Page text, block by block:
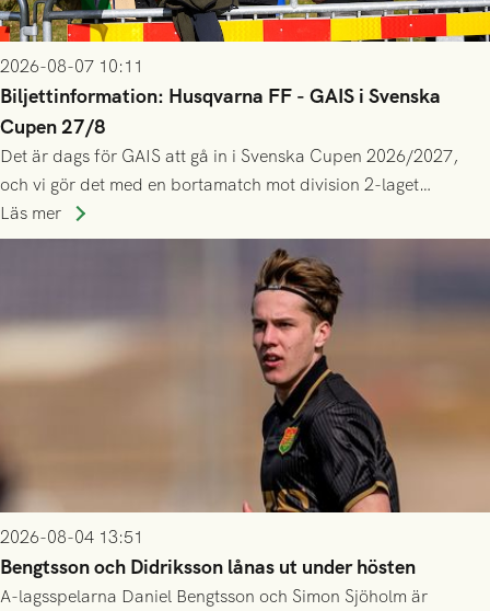
2026-08-07 10:11
Biljettinformation: Husqvarna FF - GAIS i Svenska
Cupen 27/8
Det är dags för GAIS att gå in i Svenska Cupen 2026/2027,
och vi gör det med en bortamatch mot division 2-laget
Husqvarna FF. Häng med och stötta grönsvart på plats!
Läs mer
2026-08-04 13:51
Bengtsson och Didriksson lånas ut under hösten
A-lagsspelarna Daniel Bengtsson och Simon Sjöholm är